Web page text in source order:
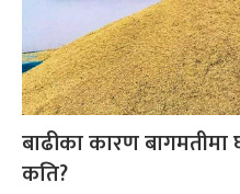
बाढीका कारण बागमतीमा
कति?